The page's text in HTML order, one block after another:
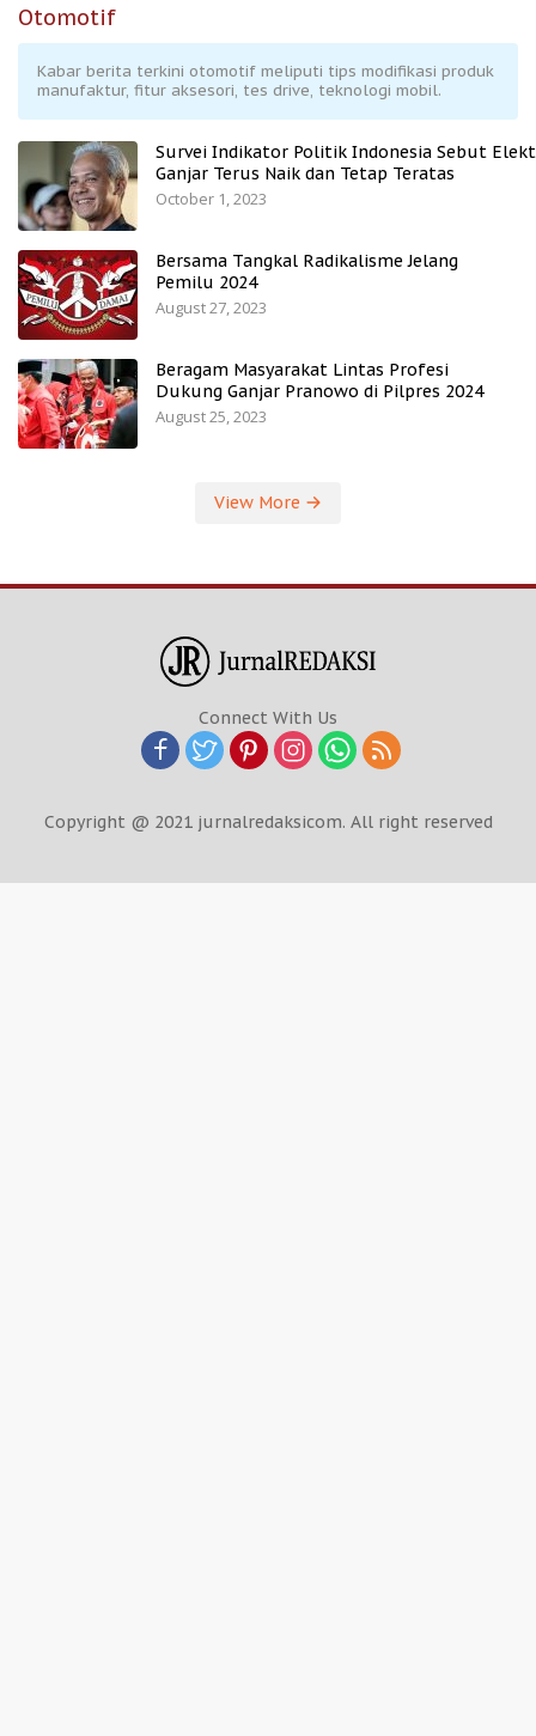
Otomotif
Kabar berita terkini otomotif meliputi tips modifikasi produk
manufaktur, fitur aksesori, tes drive, teknologi mobil.
Survei Indikator Politik Indonesia Sebut
Ganjar Terus Naik dan Tetap Teratas
October 1, 2023
Bersama Tangkal Radikalisme Jelang
Pemilu 2024
August 27, 2023
Beragam Masyarakat Lintas Profesi
Dukung Ganjar Pranowo di Pilpres 2024
August 25, 2023
View More
Connect With Us
Copyright @ 2021 jurnalredaksicom. All right reserved